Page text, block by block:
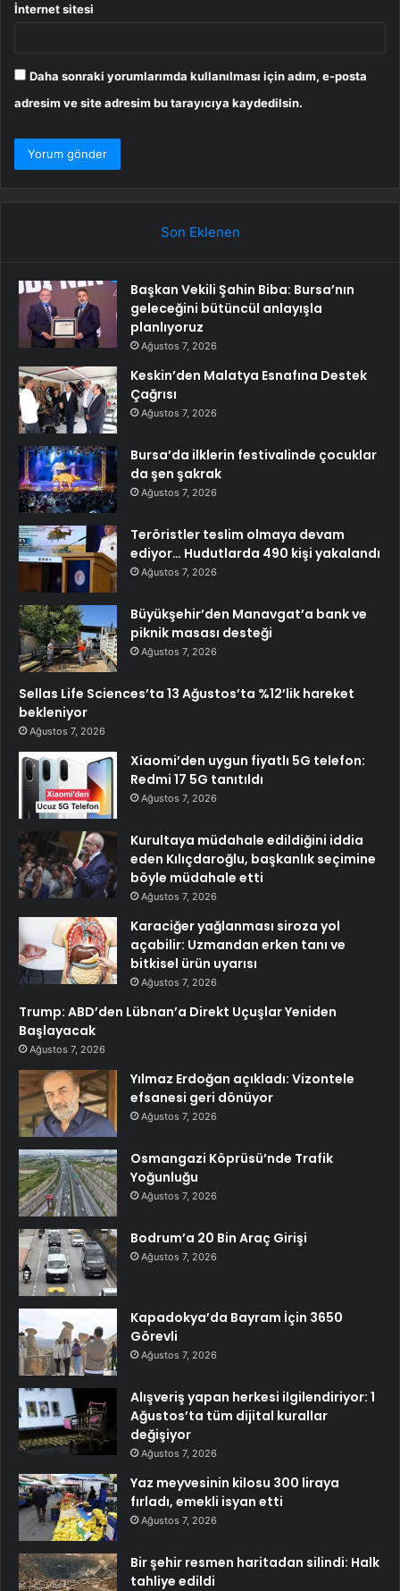
İnternet sitesi
Daha sonraki yorumlarımda kullanılması için adım, e-posta
adresim ve site adresim bu tarayıcıya kaydedilsin.
Son Eklenen
Başkan Vekili Şahin Biba: Bursa’nın
geleceğini bütüncül anlayışla
planlıyoruz
Ağustos 7, 2026
Keskin’den Malatya Esnafına Destek
Çağrısı
Ağustos 7, 2026
Bursa’da ilklerin festivalinde çocuklar
da şen şakrak
Ağustos 7, 2026
Teröristler teslim olmaya devam
ediyor… Hudutlarda 490 kişi yakalandı
Ağustos 7, 2026
Büyükşehir’den Manavgat’a bank ve
piknik masası desteği
Ağustos 7, 2026
Sellas Life Sciences’ta 13 Ağustos’ta %12’lik hareket
bekleniyor
Ağustos 7, 2026
Xiaomi’den uygun fiyatlı 5G telefon:
Redmi 17 5G tanıtıldı
Ağustos 7, 2026
Kurultaya müdahale edildiğini iddia
eden Kılıçdaroğlu, başkanlık seçimine
böyle müdahale etti
Ağustos 7, 2026
Karaciğer yağlanması siroza yol
açabilir: Uzmandan erken tanı ve
bitkisel ürün uyarısı
Ağustos 7, 2026
Trump: ABD’den Lübnan’a Direkt Uçuşlar Yeniden
Başlayacak
Ağustos 7, 2026
Yılmaz Erdoğan açıkladı: Vizontele
efsanesi geri dönüyor
Ağustos 7, 2026
Osmangazi Köprüsü’nde Trafik
Yoğunluğu
Ağustos 7, 2026
Bodrum’a 20 Bin Araç Girişi
Ağustos 7, 2026
Kapadokya’da Bayram İçin 3650
Görevli
Ağustos 7, 2026
Alışveriş yapan herkesi ilgilendiriyor: 1
Ağustos’ta tüm dijital kurallar
değişiyor
Ağustos 7, 2026
Yaz meyvesinin kilosu 300 liraya
fırladı, emekli isyan etti
Ağustos 7, 2026
Bir şehir resmen haritadan silindi: Halk
tahliye edildi